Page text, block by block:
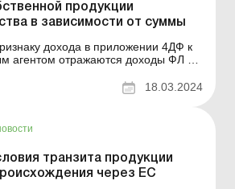
продукции
в зависимости от суммы
дохода в приложении 4ДФ к
агентом отражаются доходы ФЛ от
в частности, если доход от
продукции превышает размер,
18.03.2024
транзита продукции
через ЕС